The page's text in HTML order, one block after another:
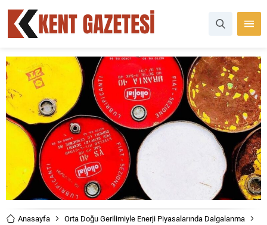
Anasayfa
Orta Doğu Gerilimiyle Enerji Piyasalarında Dalgalanma